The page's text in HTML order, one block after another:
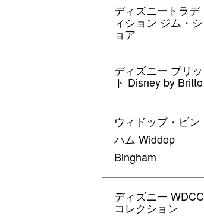
ディズニートラデ
ィション ジム・シ
ョア
ディズニー ブリッ
ト Disney by Britto
ウィドップ・ビン
ハム Widdop
Bingham
ディズニー WDCC
コレクション